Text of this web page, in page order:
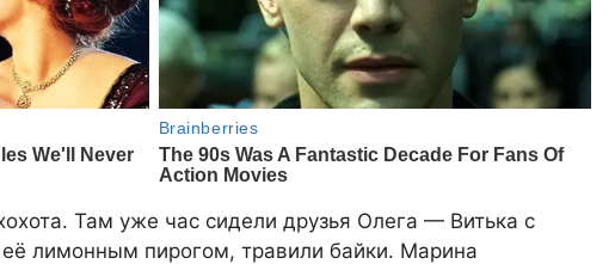
Там уже час сидели друзья Олега — Витька с
лимонным пирогом, травили байки. Марина